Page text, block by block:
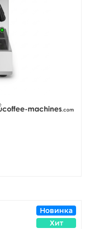
Новинка
Хит